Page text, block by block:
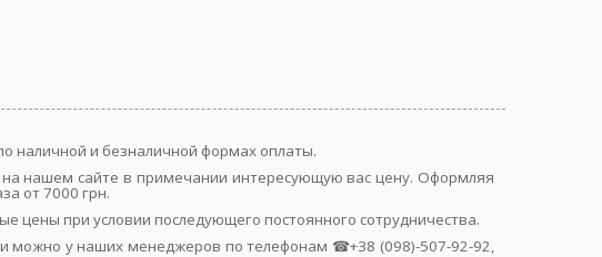
наличной и безналичной формах оплаты.
на нашем сайте в примечании интересующую вас цену. Оформляя
от 7000 грн.
цены при условии последующего постоянного сотрудничества.
можно у наших менеджеров по телефонам ☎+38 (098)-507-92-92,